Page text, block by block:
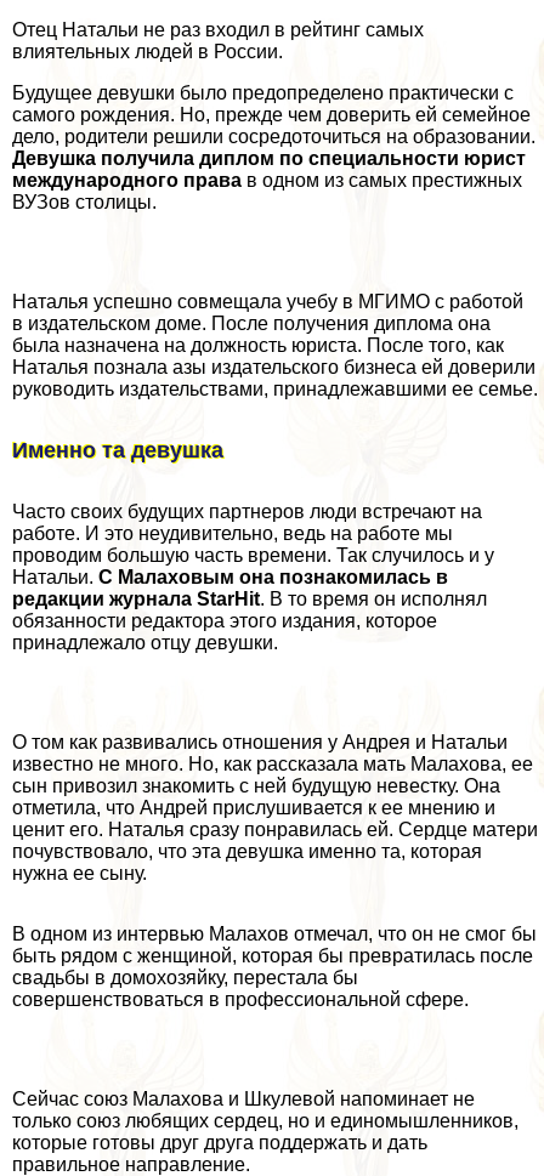
Отец Натальи не раз входил в рейтинг самых
влиятельных людей в России.
Будущее дeвyшки было предопределено пpaктически с
самого рождения. Но, прежде чем доверить ей семейное
дело, родители решили сосредоточиться на образовании.
Девушка получила диплом по специальности юрист
международного права в одном из самых престижных
ВУЗов столицы.
Наталья успешно совмещала учебу в МГИМО с работой
в издательском доме. После получения диплома она
была назначена на должность юриста. После того, как
Наталья познала азы издательского бизнеса ей доверили
руководить издательствами, принадлежавшими ее семье.
Именно та дeвyшка
Часто своих будущих партнеров люди встречают на
работе. И это неудивительно, ведь на работе мы
проводим большую часть времени. Так случилось и у
Натальи. С Малаховым она познакомилась в
редакции журнала StarHit. В то время он исполнял
обязанности редактора этого издания, которое
принадлежало отцу дeвyшки.
О том как развивались отношения у Андрея и Натальи
известно не много. Но, как рассказала мать Малахова, ее
сын привозил знакомить с ней будущую невестку. Она
отметила, что Андрей прислушивается к ее мнению и
ценит его. Наталья сразу понравилась ей. Сердце матери
почувствовало, что эта дeвyшка именно та, которая
нужна ее сыну.
В одном из интервью Малахов отмечал, что он не смог бы
быть рядом с женщиной, которая бы превратилась после
свадьбы в домохозяйку, перестала бы
совершенствоваться в профессиональной сфере.
Сейчас союз Малахова и Шкулевой напоминает не
только союз любящих сердец, но и единомышленников,
которые готовы друг друга поддержать и дать
правильное направление.